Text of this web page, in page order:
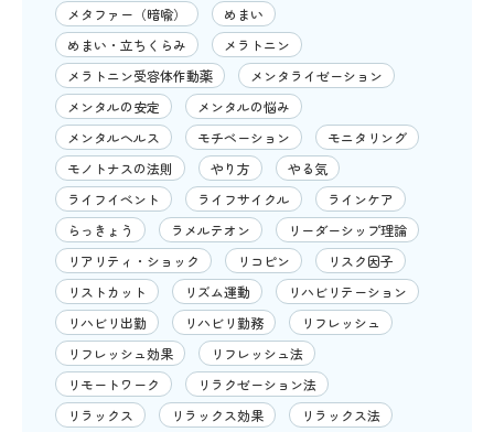
メタファー（暗喩）
めまい
めまい・立ちくらみ
メラトニン
メラトニン受容体作動薬
メンタライゼーション
メンタルの安定
メンタルの悩み
メンタルヘルス
モチベーション
モニタリング
モノトナスの法則
やり方
やる気
ライフイベント
ライフサイクル
ラインケア
らっきょう
ラメルテオン
リーダーシップ理論
リアリティ・ショック
リコピン
リスク因子
リストカット
リズム運動
リハビリテーション
リハビリ出勤
リハビリ勤務
リフレッシュ
リフレッシュ効果
リフレッシュ法
リモートワーク
リラクゼーション法
リラックス
リラックス効果
リラックス法